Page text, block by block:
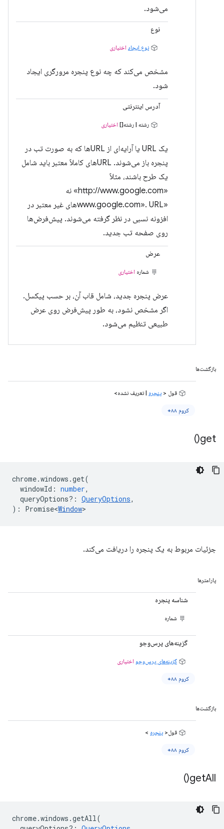
می‌شود.
نوع
نوع ایجاد اختیاری
مشخص می‌کند که چه نوع پنجره مرورگری ایجاد
شود.
آدرس اینترنتی
رشته | رشته[] اختیاری
یک URL یا آرایه‌ای از URLها که به صورت تب در
پنجره باز می‌شوند. URLهای کاملاً معتبر باید شامل
یک طرح باشند، مثلاً
«http://www.google.com» نه
«www.google.com». URLهای غیر معتبر در
افزونه نسبی در نظر گرفته می‌شوند. پیش‌فرض‌ها
روی صفحه تب جدید.
عرض
شماره اختیاری
عرض پنجره جدید، شامل قاب آن، بر حسب پیکسل.
اگر مشخص نشود، به طور پیش‌فرض روی عرض
طبیعی تنظیم می‌شود.
بازگشت‌ها
قول < پنجره | تعریف نشده>
کروم ۸۸+
get(
)
chrome.windows .get(
windowId : number,
queryOptions? : QueryOptions,
) : Promise<Window>
جزئیات مربوط به یک پنجره را دریافت می‌کند.
پارامترها
شناسه پنجره
شماره
گزینه‌های پرس‌وجو
گزینه‌های پرس‌وجو اختیاری
کروم ۸۸+
بازگشت‌ها
قول< پنجره >
کروم ۸۸+
getAll(
)
chrome.windows .getAll(